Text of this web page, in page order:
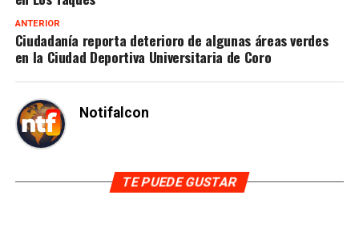
ANTERIOR
Ciudadanía reporta deterioro de algunas áreas verdes
en la Ciudad Deportiva Universitaria de Coro
Notifalcon
TE PUEDE GUSTAR